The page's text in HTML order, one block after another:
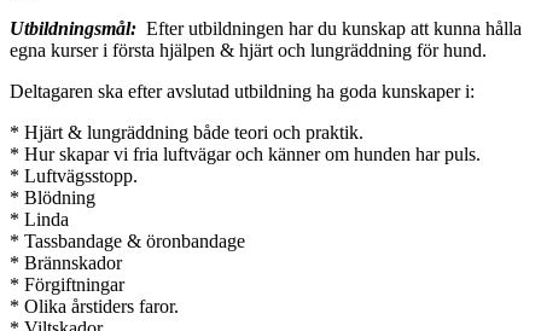
Utbildningsmål: Efter utbildningen har du kunskap att kunna hålla
egna kurser i första hjälpen & hjärt och lungräddning för hund.
Deltagaren ska efter avslutad utbildning ha goda kunskaper i:
* Hjärt & lungräddning både teori och praktik.
* Hur skapar vi fria luftvägar och känner om hunden har puls.
* Luftvägsstopp.
* Blödning
* Linda
* Tassbandage & öronbandage
* Brännskador
* Förgiftningar
* Olika årstiders faror.